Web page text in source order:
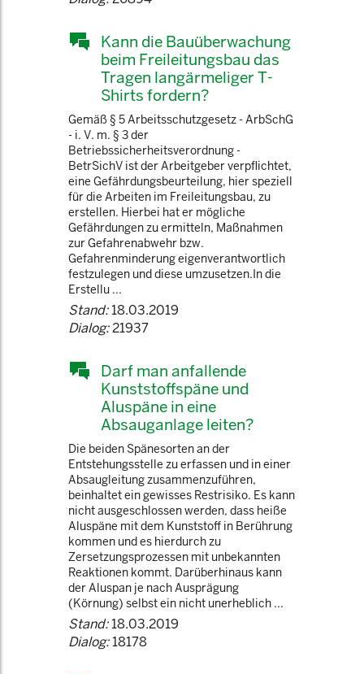
Kann die Bauüberwachung
beim Freileitungsbau das
Tragen langärmeliger T-
Shirts fordern?
Gemäß § 5 Arbeitsschutzgesetz - ArbSchG
- i. V. m. § 3 der
Betriebssicherheitsverordnung -
BetrSichV ist der Arbeitgeber verpflichtet,
eine Gefährdungsbeurteilung, hier speziell
für die Arbeiten im Freileitungsbau, zu
erstellen. Hierbei hat er mögliche
Gefährdungen zu ermitteln, Maßnahmen
zur Gefahrenabwehr bzw.
Gefahrenminderung eigenverantwortlich
festzulegen und diese umzusetzen.In die
Erstellu ...
Stand:18.03.2019
Dialog:21937
Darf man anfallende
Kunststoffspäne und
Aluspäne in eine
Absauganlage leiten?
Die beiden Spänesorten an der
Entstehungsstelle zu erfassen und in einer
Absaugleitung zusammenzuführen,
beinhaltet ein gewisses Restrisiko. Es kann
nicht ausgeschlossen werden, dass heiße
Aluspäne mit dem Kunststoff in Berührung
kommen und es hierdurch zu
Zersetzungsprozessen mit unbekannten
Reaktionen kommt. Darüberhinaus kann
der Aluspan je nach Ausprägung
(Körnung) selbst ein nicht unerheblich ...
Stand:18.03.2019
Dialog:18178